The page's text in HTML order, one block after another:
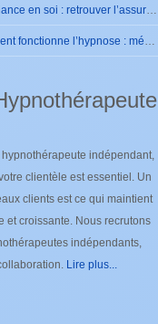
Hypnose pour confiance en soi : retrouver l’assurance intérieure durablement
indépendant,
clientèle est essentiel. Un
clients est ce qui maintient
et croissante. Nous recrutons
indépendants,
Lire plus...